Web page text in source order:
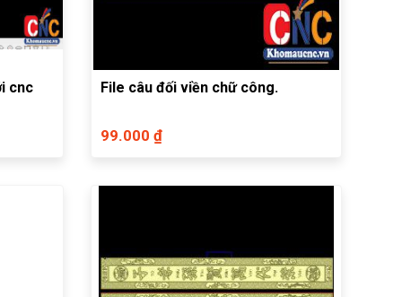
cnc File câu đối viền chữ công.
99.000 ₫